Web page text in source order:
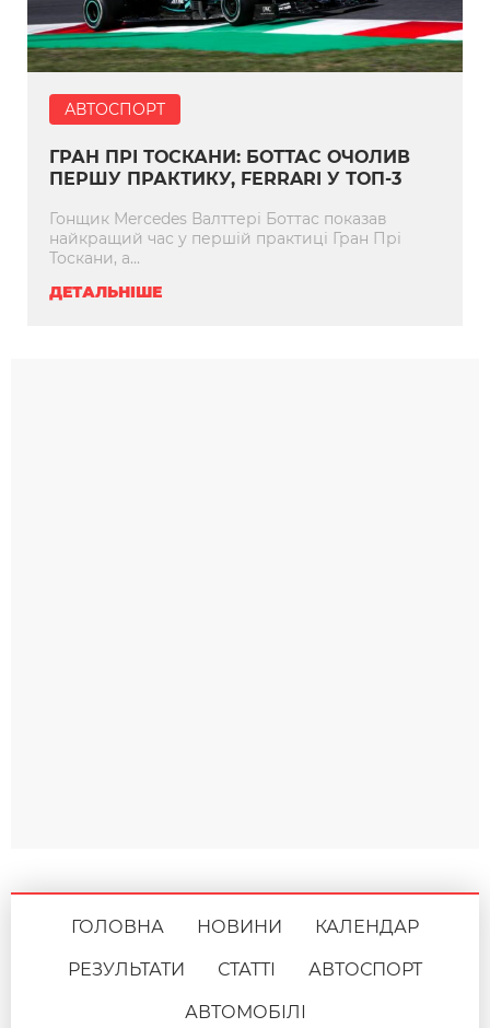
АВТОСПОРТ
ГРАН ПРІ ТОСКАНИ: БОТТАС ОЧОЛИВ
ПЕРШУ ПРАКТИКУ, FERRARI У ТОП-3
Гонщик Mercedes Валттері Боттас показав
найкращий час у першій практиці Гран Прі
Тоскани, а...
ДЕТАЛЬНІШЕ
ГОЛОВНА НОВИНИ КАЛЕНДАР
РЕЗУЛЬТАТИ СТАТТІ АВТОСПОРТ
АВТОМОБІЛІ